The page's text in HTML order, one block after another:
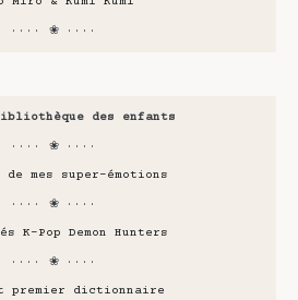
···· ❀ ····
des enfants
···· ❀ ····
mes super-émotions
···· ❀ ····
K-Pop Demon Hunters
···· ❀ ····
premier dictionnaire